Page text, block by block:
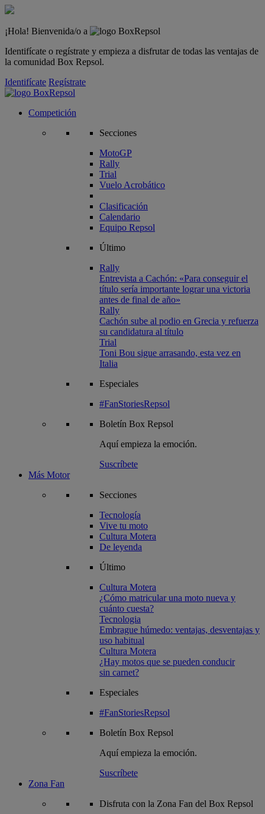
¡Hola! Bienvenida/o a
Identifícate o regístrate y empieza a disfrutar de todas las ventajas de
la comunidad Box Repsol.
Identifícate Regístrate
Competición
Secciones
MotoGP
Rally
Trial
Vuelo Acrobático
Clasificación
Calendario
Equipo Repsol
Último
Rally
Entrevista a Cachón: «Para conseguir el
título sería importante lograr una victoria
antes de final de año»
Rally
Cachón sube al podio en Grecia y refuerza
su candidatura al título
Trial
Toni Bou sigue arrasando, esta vez en
Italia
Especiales
#FanStoriesRepsol
Boletín Box Repsol
Aquí empieza la emoción.
Suscríbete
Más Motor
Secciones
Tecnología
Vive tu moto
Cultura Motera
De leyenda
Último
Cultura Motera
¿Cómo matricular una moto nueva y
cuánto cuesta?
Tecnologia
Embrague húmedo: ventajas, desventajas y
uso habitual
Cultura Motera
¿Hay motos que se pueden conducir
sin carnet?
Especiales
#FanStoriesRepsol
Boletín Box Repsol
Aquí empieza la emoción.
Suscríbete
Zona Fan
Disfruta con la Zona Fan del Box Repsol